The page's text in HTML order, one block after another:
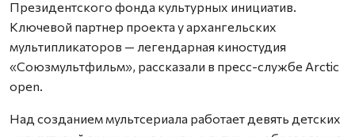
Президентского фонда культурных инициатив.
Ключевой партнер проекта у архангельских
мультипликаторов — легендарная киностудия
«Союзмультфильм», рассказали в пресс-службе Arctic
open.
Над созданием мультсериала работает девять детских